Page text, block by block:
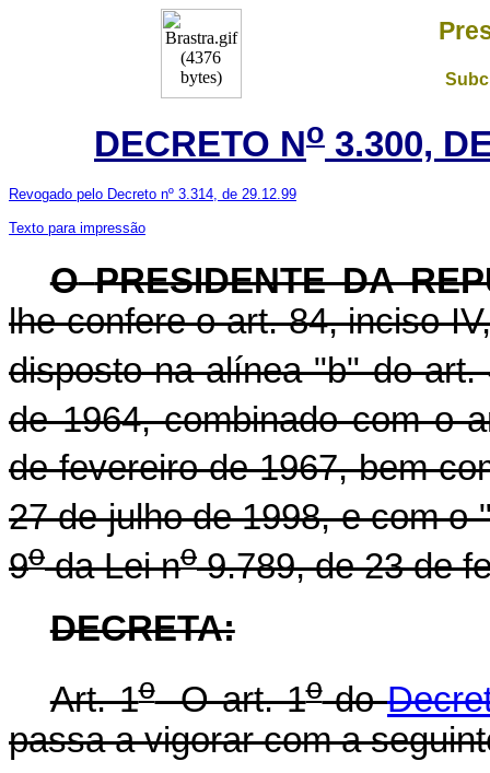
DECRETO No 3.300,
Revogado pelo Decreto nº 3.314, de 29.12.99
Texto para impressão
O PRESIDENTE DA
lhe confere o art. 84, inciso
disposto na alínea "b" do art.
de 1964, combinado com o
de fevereiro de 1967, bem
27 de julho de 1998, e com o
9oda Lei no9.789, de 23 de
DECRETA:
Art. 1oO art. 1odo
passa a vigorar com a